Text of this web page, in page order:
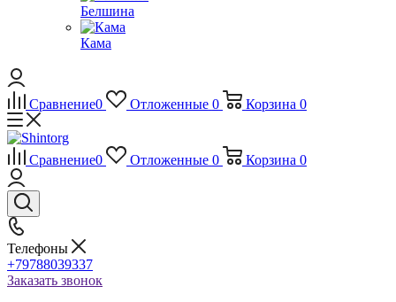
Белшина
Кама
Сравнение0 Отложенные 0 Корзина 0
Сравнение0 Отложенные 0 Корзина 0
Телефоны
+79788039337
Заказать звонок